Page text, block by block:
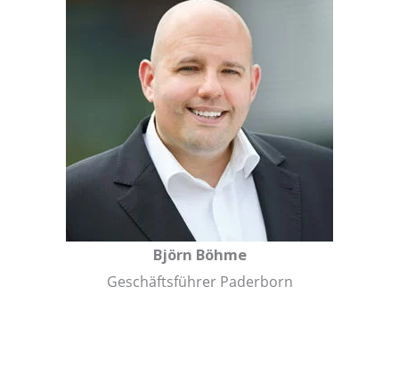
Björn Böhme
Geschäftsführer Paderborn